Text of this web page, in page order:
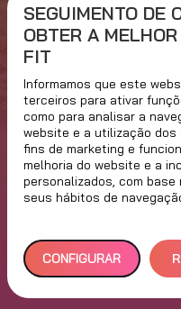
BEM-
DA
SEGUIMENTO DE
OBTER A
FIT
Informamos que este
terceiros para ativar
como para analisar a
website e a utilização
fins de marketing e
melhoria do website e a
personalizados, com
seus hábitos de
CONFIGURAR